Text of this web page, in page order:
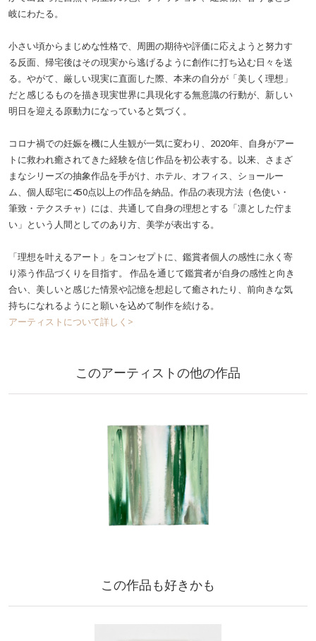
岐にわたる。
小さい頃からまじめな性格で、周囲の期待や評価に応えようと努力す
る反面、帰宅後はその現実から逃げるように創作に打ち込む日々を送
る。やがて、厳しい現実に直面した際、本来の自分が「美しく理想」
だと感じるものを描き現実世界に具現化する無意識の行動が、新しい
明日を迎える原動力になっていると気づく。
コロナ禍での妊娠を機に人生観が一気に変わり、2020年、自身がアー
トに救われ癒されてきた経験を信じ作品を初公表する。以来、さまざ
まなシリーズの抽象作品を手がけ、ホテル、オフィス、ショールー
ム、個人邸宅に450点以上の作品を納品。作品の表現方法（色使い・
筆致・テクスチャ）には、共通して自身の理想とする「凛とした佇ま
い」という人間としてのあり方、美学が表出する。
「理想を叶えるアート」をコンセプトに、鑑賞者個人の感性に永く寄
り添う作品づくりを目指す。 作品を通じて鑑賞者が自身の感性と向き
合い、美しいと感じた情景や記憶を想起して癒されたり、前向きな気
持ちになれるようにと願いを込めて制作を続ける。
アーティストについて詳しく>
このアーティストの他の作品
この作品も好きかも